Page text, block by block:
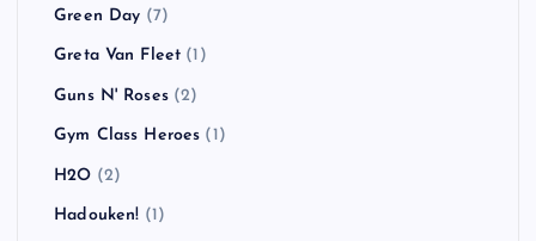
Green Day (7)
Greta Van Fleet (1)
Guns N' Roses(2)
Gym Class Heroes (1)
H2O (2)
Hadouken! (1)